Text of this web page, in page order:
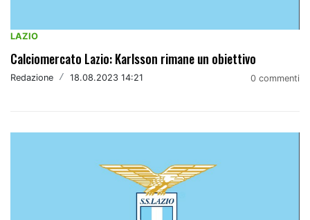
LAZIO
Calciomercato Lazio: Karlsson rimane un obiettivo
Redazione / 18.08.2023 14:21 0 commenti